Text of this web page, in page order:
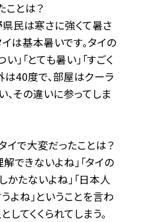
とは？
民は寒さに強くて暑さ
は基本暑いです。タイの
」「とても暑い」「すごく
は40度で、部屋はクーラ
、その違いに参ってしま
イで大変だったことは？
できないよね」「タイの
たないよね」「日本人
よね」ということを言わ
してくくられてしまう。